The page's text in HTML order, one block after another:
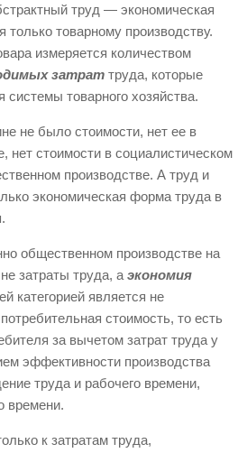
труд — экономическая
товарному производству.
измеряется количеством
затрат труда, которые
товарного хозяйства.
не было стоимости, нет ее в
нет стоимости в социалистическом
производстве. А труд и
экономическая форма труда в
общественном производстве на
затраты труда, а экономия
категорией является не
стоимость, то есть
за вычетом затрат труда у
эффективности производства
труда и рабочего времени,
времени.
к затратам труда,